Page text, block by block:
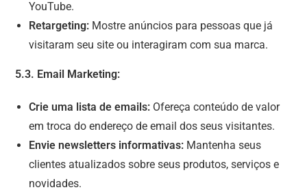
YouTube.
Retargeting: Mostre anúncios para pessoas que já
visitaram seu site ou interagiram com sua marca.
5.3. Email Marketing:
Crie uma lista de emails: Ofereça conteúdo de valor
em troca do endereço de email dos seus visitantes.
Envie newsletters informativas: Mantenha seus
clientes atualizados sobre seus produtos, serviços e
novidades.